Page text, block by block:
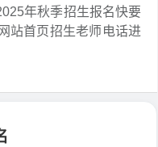
年秋季招生报名快要
站首页招生老师电话进